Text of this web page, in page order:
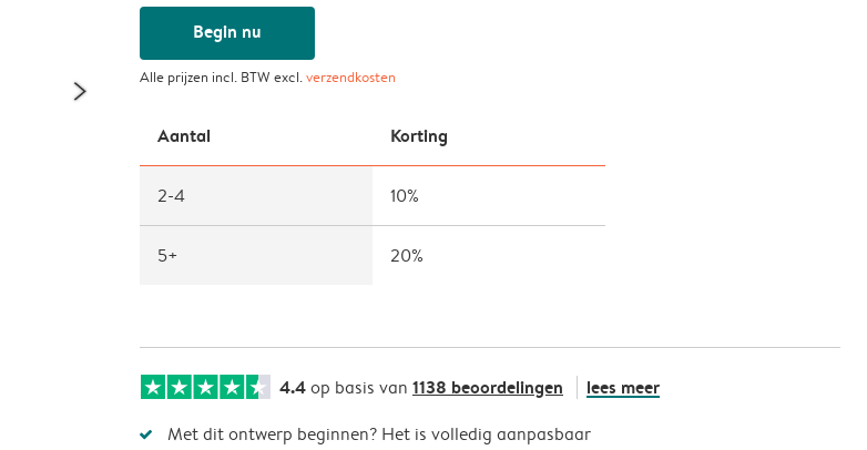
Begin nu
Alle prijzen incl. BTW excl.verzendkosten
Aantal Korting
2-4 10%
5+ 20%
4.4op basis van 1138 beoordelingen lees meer
Met dit ontwerp beginnen? Het is volledig aanpasbaar